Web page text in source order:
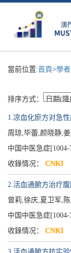
當前位置:首頁>學
排序方式：
1.凉血化瘀方对急
周琼,毕蕾,颜晓静,
中国中医急症[1004-
收錄情况： CNKI
2.活血通腑方治疗
曾莉,徐庆,夏卫军,
中国中医急症[1004-
收錄情况： CNKI